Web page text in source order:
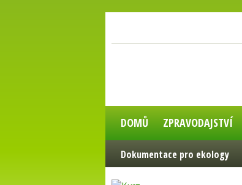
DOMŮ ZPRAVODAJSTVÍ
Dokumentace pro ekology